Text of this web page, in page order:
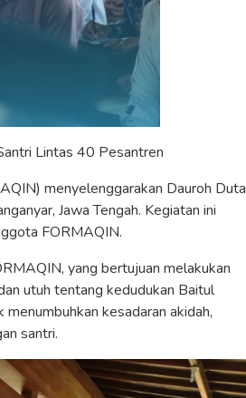
Lintas 40 Pesantren
menyelenggarakan Dauroh Duta
Jawa Tengah. Kegiatan ini
FORMAQIN.
yang bertujuan melakukan
utuh tentang kedudukan Baitul
kesadaran akidah,
santri.